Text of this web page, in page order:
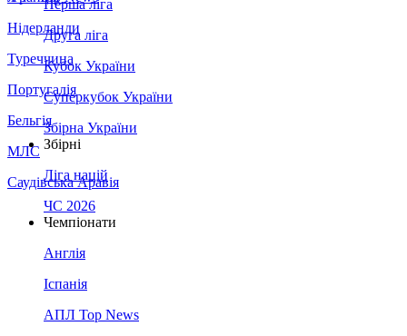
Нідерланди
Туреччина
Португалія
Бельгія
МЛС
Саудівська Аравія
Перша ліга
Друга ліга
Кубок України
Суперкубок України
Збірна України
Збірні
Ліга націй
ЧС 2026
Чемпіонати
Англія
Іспанія
АПЛ Top News